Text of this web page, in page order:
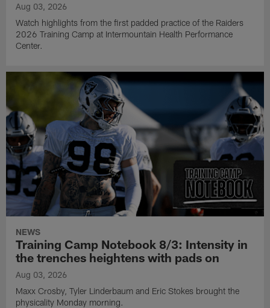
Aug 03, 2026
Watch highlights from the first padded practice of the Raiders
2026 Training Camp at Intermountain Health Performance
Center.
NEWS
Training Camp Notebook 8/3: Intensity in
the trenches heightens with pads on
Aug 03, 2026
Maxx Crosby, Tyler Linderbaum and Eric Stokes brought the
physicality Monday morning.